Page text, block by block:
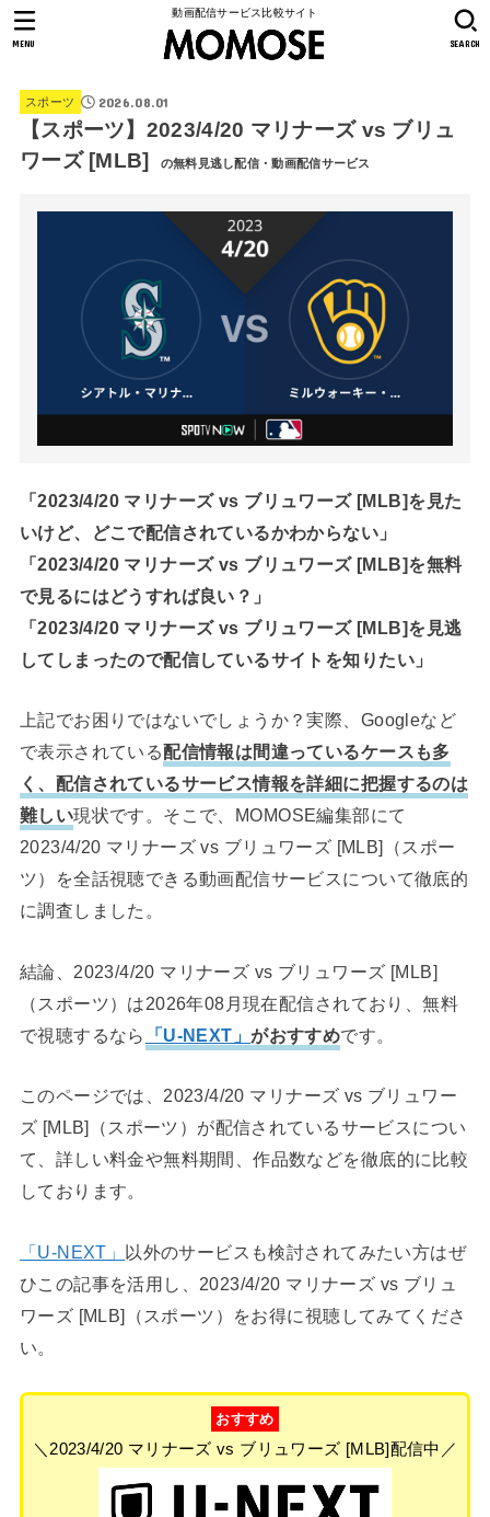
動画配信サービス比較サイト
SEARCH
MENU
スポーツ 2026.08.01
【スポーツ】2023/4/20 マリナーズ vs ブリュ
ワーズ [MLB]
の無料見逃し配信・動画配信サービス
「2023/4/20 マリナーズ vs ブリュワーズ [MLB]を見た
いけど、どこで配信されているかわからない」
「2023/4/20 マリナーズ vs ブリュワーズ [MLB]を無料
で見るにはどうすれば良い？」
「2023/4/20 マリナーズ vs ブリュワーズ [MLB]を見逃
してしまったので配信しているサイトを知りたい」
上記でお困りではないでしょうか？実際、Googleなど
で表示されている配信情報は間違っているケースも多
く、配信されているサービス情報を詳細に把握するのは
難しい現状です。そこで、MOMOSE編集部にて
2023/4/20 マリナーズ vs ブリュワーズ [MLB]（スポー
ツ）を全話視聴できる動画配信サービスについて徹底的
に調査しました。
結論、2023/4/20 マリナーズ vs ブリュワーズ [MLB]
（スポーツ）は2026年08月現在配信されており、無料
で視聴するなら
「U-NEXT」がおすすめです。
このページでは、2023/4/20 マリナーズ vs ブリュワー
ズ [MLB]（スポーツ）が配信されているサービスについ
て、詳しい料金や無料期間、作品数などを徹底的に比較
しております。
「U-NEXT」 以外のサービスも検討されてみたい方はぜ
ひこの記事を活用し、2023/4/20 マリナーズ vs ブリュ
ワーズ [MLB]（スポーツ）をお得に視聴してみてくださ
い。
おすすめ
＼2023/4/20 マリナーズ vs ブリュワーズ [MLB]配信中／